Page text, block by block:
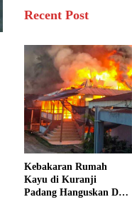
Recent Post
Kebakaran Rumah
Kayu di Kuranji
Padang Hanguskan Dua